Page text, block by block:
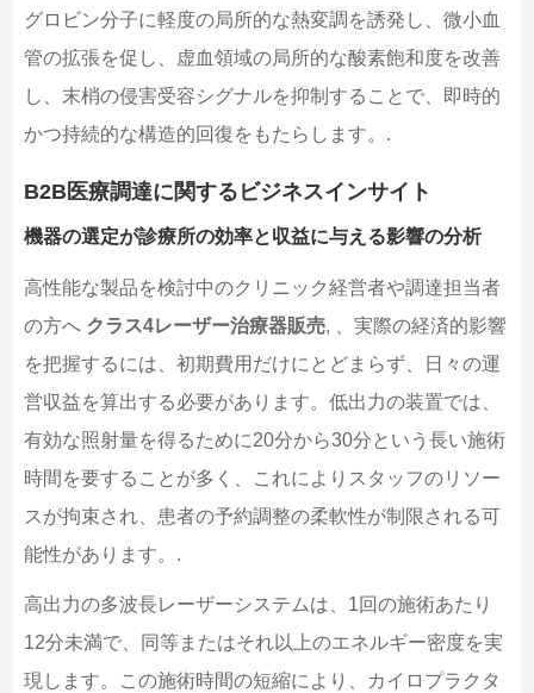
グロビン分子に軽度の局所的な熱変調を誘発し、微小血
管の拡張を促し、虚血領域の局所的な酸素飽和度を改善
し、末梢の侵害受容シグナルを抑制することで、即時的
かつ持続的な構造的回復をもたらします。.
B2B医療調達に関するビジネスインサイト
機器の選定が診療所の効率と収益に与える影響の分析
高性能な製品を検討中のクリニック経営者や調達担当者
の方へ クラス4レーザー治療器販売, 、実際の経済的影響
を把握するには、初期費用だけにとどまらず、日々の運
営収益を算出する必要があります。低出力の装置では、
有効な照射量を得るために20分から30分という長い施術
時間を要することが多く、これによりスタッフのリソー
スが拘束され、患者の予約調整の柔軟性が制限される可
能性があります。.
高出力の多波長レーザーシステムは、1回の施術あたり
12分未満で、同等またはそれ以上のエネルギー密度を実
現します。この施術時間の短縮により、カイロプラクタ